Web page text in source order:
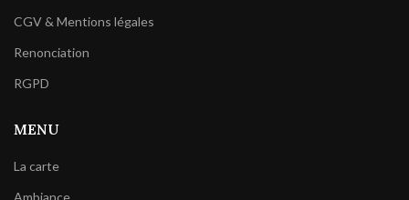
CGV & Mentions légales
Renonciation
RGPD
MENU
La carte